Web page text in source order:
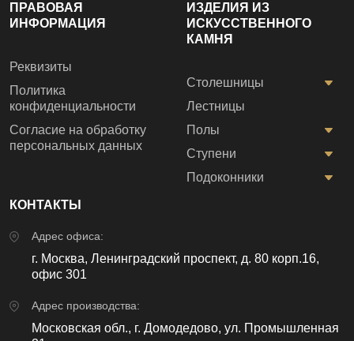
ПРАВОВАЯ
ИНФОРМАЦИЯ
Реквизиты
Политика
конфиденциальности
Согласие на обработку
персональных данных
ИЗДЕЛИЯ ИЗ
ИСКУССТВЕННОГО
КАМНЯ
Столешницы
Лестницы
Полы
Ступени
Подоконники
КОНТАКТЫ
Адрес офиса:
г. Москва, Ленинградский проспект, д. 80 корп.16,
офис 301
Адрес производства:
Московская обл., г. Домодедово, ул. Промышленная